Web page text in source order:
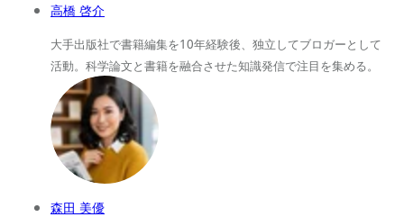
高橋 啓介
大手出版社で書籍編集を10年経験後、独立してブロガーとして
活動。科学論文と書籍を融合させた知識発信で注目を集める。
森田 美優